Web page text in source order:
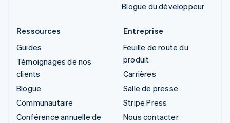
Blogue du développeur
Ressources
Guides
Témoignages de nos
clients
Blogue
Communautaire
Conférence annuelle de
Entreprise
Feuille de route du
produit
Carrières
Salle de presse
Stripe Press
Nous contacter